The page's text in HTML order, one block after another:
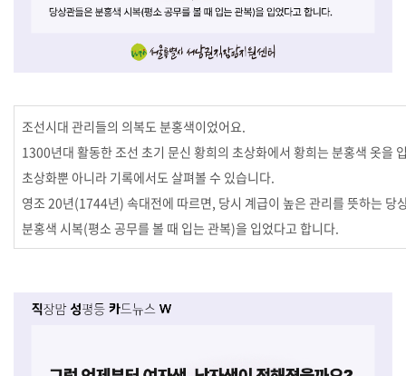
조선시대 관리들의 의복도 분홍색이었어요.
1300년대 활동한 조선 초기 문신 황희의 초상화에서 황희는 분홍색 옷을
초상화뿐 아니라 기록에서도 살펴볼 수 있습니다.
영조 20년(1744년) 속대전에 따르면, 당시 계급이 높은 관리를 뜻하는 당
분홍색 시복(평소 공무를 볼 때 입는 관복)을 입었다고 합니다.